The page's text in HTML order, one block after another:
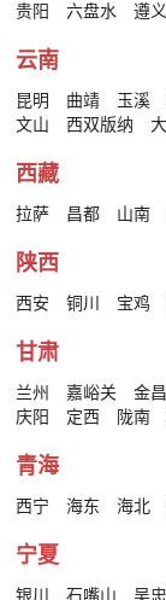
贵阳 六盘水 遵义
云南
昆明 曲靖 玉溪
文山
西双版纳
西藏
拉萨 昌都 山南
陕西
西安 铜川 宝鸡
甘肃
兰州 嘉峪关 金昌
庆阳
定西 陇南
青海
西宁 海东 海北
宁夏
银川 石嘴山 吴忠